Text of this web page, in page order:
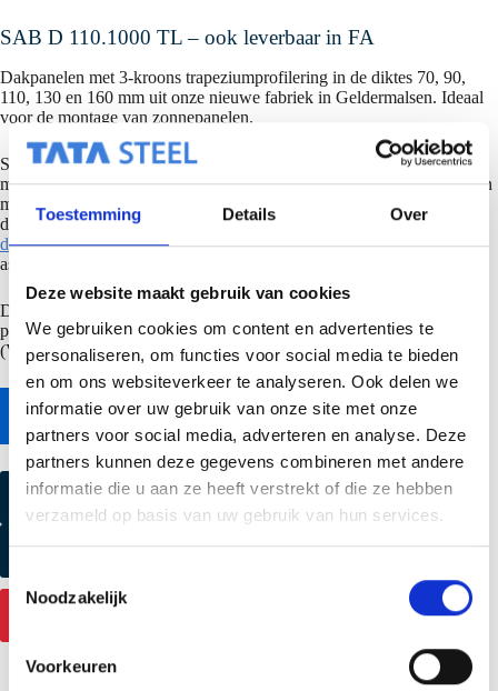
Toestemming Details Over
Deze website maakt gebruik van cookies
We gebruiken cookies om content en advertenties te
personaliseren, om functies voor social media te bieden
en om ons websiteverkeer te analyseren. Ook delen we
informatie over uw gebruik van onze site met onze
partners voor social media, adverteren en analyse. Deze
partners kunnen deze gegevens combineren met andere
informatie die u aan ze heeft verstrekt of die ze hebben
verzameld op basis van uw gebruik van hun services.
T
Noodzakelijk
Voorkeuren
SAB D 110.1000 TL – ook leverbaar in FA
Dakpanelen met 3-kroons trapeziumprofilering in de diktes 70, 90,
110, 130 en 160 mm uit onze nieuwe fabriek in Geldermalsen. Ideaal
voor de montage van zonnepanelen.
Schone overlap is mogelijk voor panelen met minimale lengte 2.800
mm + lengte van de overlap, op verzoek kan deze minimaal 50 mm en
maximaal 300 mm zijn. Zie meer info over links of rechts monteren in
de pdf overcutback-schone overlap.Tevens hebben weverschillende
dak accessoires, zoals nokprofiel en nok- en gootafsluiters, in het
assortiment om je dak project netjes en mooi af te werken.
De standaard stapeling van pakketten bij dakpanelen met een TL
profilering is A/A/A/A, zodat ook deze gemakkelijk met een
(VIAVAC) vacuumheffer gelegd kunnen worden.
Naar online bestekservice
Kleurmonster aanvragen
Productmonster aanvragen